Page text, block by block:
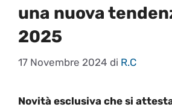
una nuova
2025
17 Novembre 2024 di R.C
Novità esclusiva che si